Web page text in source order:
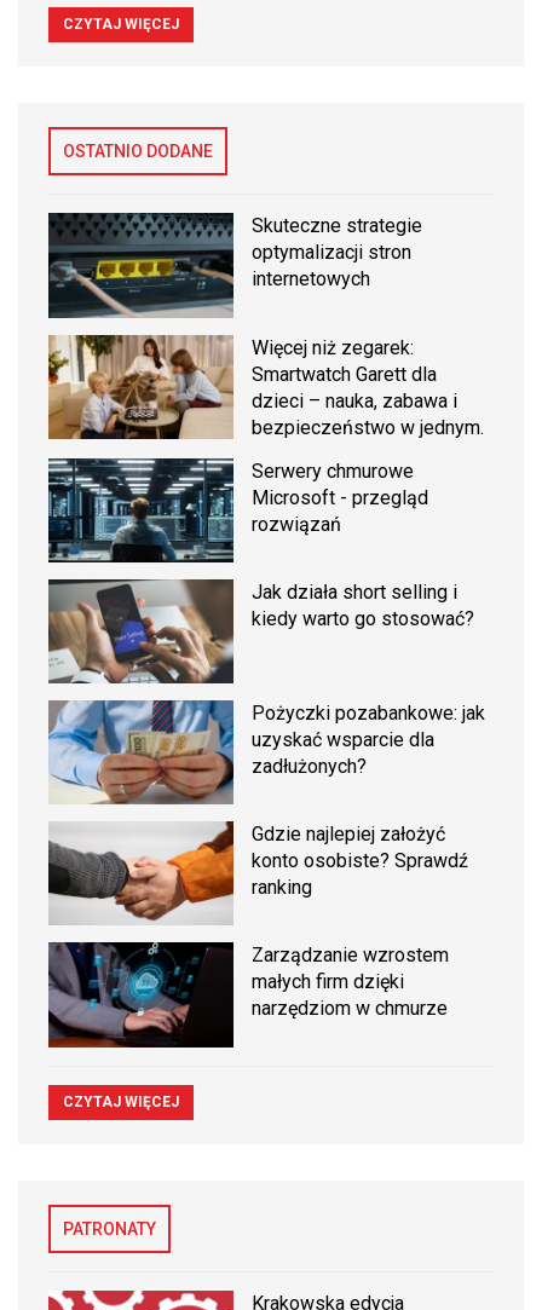
CZYTAJ WIĘCEJ
OSTATNIO DODANE
Skuteczne strategie
optymalizacji stron
internetowych
Więcej niż zegarek:
Smartwatch Garett dla
dzieci – nauka, zabawa i
bezpieczeństwo w jednym.
Serwery chmurowe
Microsoft - przegląd
rozwiązań
Jak działa short selling i
kiedy warto go stosować?
Pożyczki pozabankowe: jak
uzyskać wsparcie dla
zadłużonych?
Gdzie najlepiej założyć
konto osobiste? Sprawdź
ranking
Zarządzanie wzrostem
małych firm dzięki
narzędziom w chmurze
CZYTAJ WIĘCEJ
PATRONATY
Krakowska edycja